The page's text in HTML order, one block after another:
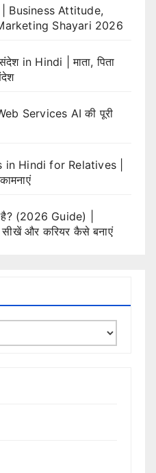
| Business Attitude,
Shayari 2026
in Hindi | माता, पिता
Services AI की पूरी
Hindi for Relatives |
(2026 Guide) |
और करियर कैसे बनाएं